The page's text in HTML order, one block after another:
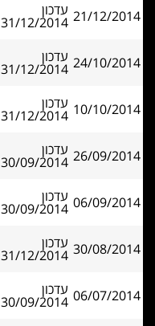
21/12/2014 עדכון
31/12/2014
24/10/2014 עדכון
31/12/2014
10/10/2014 עדכון
31/12/2014
26/09/2014 עדכון
30/09/2014
06/09/2014 עדכון
30/09/2014
30/08/2014 עדכון
31/12/2014
06/07/2014 עדכון
30/09/2014